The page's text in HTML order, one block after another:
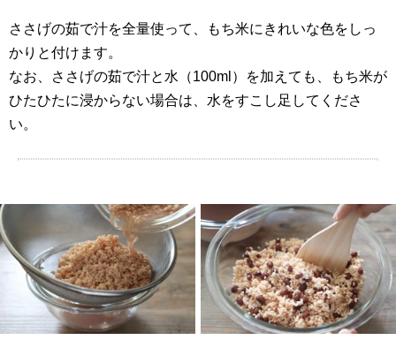
ささげの茹で汁を全量使って、もち米にきれいな色をしっ
かりと付けます。
なお、ささげの茹で汁と水（100ml ）を加えても、もち米が
ひたひたに浸からない場合は、水をすこし足してくださ
い。